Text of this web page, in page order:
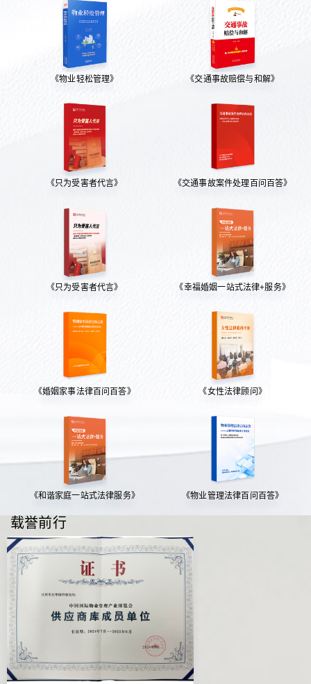
《物业轻松管理》 《交通事故赔偿与和解》
《只为受害者代言》 《交通事故案件处理百问百答》
《只为受害者代言》 《幸福婚姻一站式法律+服务》
《婚姻家事法律百问百答》 《女性法律顾问》
《和谐家庭一站式法律服务》 《物业管理法律百问百答》
载誉前行